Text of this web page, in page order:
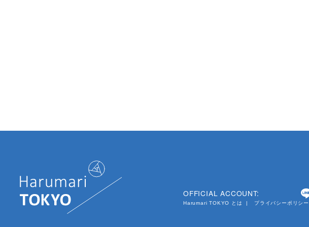
OFFICIAL ACCOUNT:
Harumari TOKYO とは プライバシーポリシー